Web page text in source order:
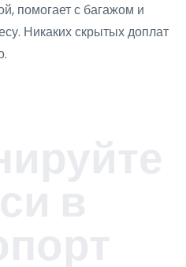
помогает с багажом и
Никаких скрытых доплат